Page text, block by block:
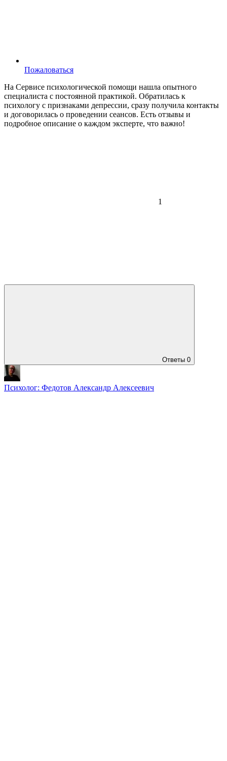
Пожаловаться
На Сервисе психологической помощи нашла опытного
специалиста с постоянной практикой. Обратилась к
психологу с признаками депрессии, сразу получила контакты
и договорилась о проведении сеансов. Есть отзывы и
подробное описание о каждом эксперте, что важно!
1
Ответы 0
Психолог: Федотов Александр Алексеевич